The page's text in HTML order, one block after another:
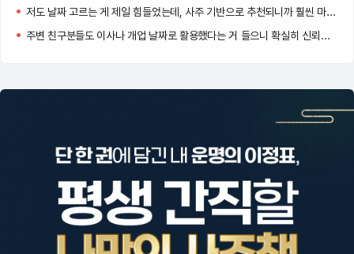
저도 날짜 고르는 게 제일 힘들었는데, 사주 기반으로 추천되니까 훨씬 마음이 놓이더라고요!
주변 친구분들도 이사나 개업 날짜로 활용했다는 거 들으니 확실히 신뢰감 생기네요.